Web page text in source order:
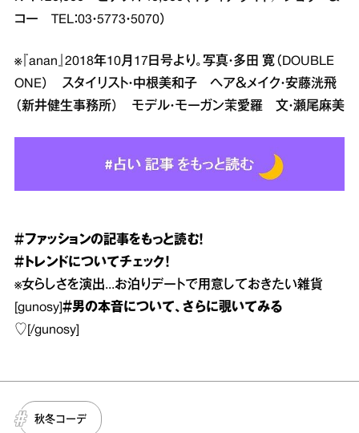
コー TEL：03・5773・5070）
※『anan』2018年10月17日号より。写真・多田 寛（DOUBLE
ONE） スタイリスト・中根美和子 ヘア＆メイク・安藤洸飛
（新井健生事務所） モデル・モーガン茉愛羅 文・瀬尾麻美
＃ファッションの記事をもっと読む！
＃トレンドについてチェック！
※女らしさを演出...お泊りデートで用意しておきたい雑貨
[gunosy] ＃男の本音について、さらに覗いてみる
♡ [/gunosy]
秋冬コーデ